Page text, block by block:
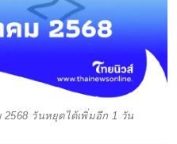
วันหยุดได้เพิ่มอีก 1 วัน